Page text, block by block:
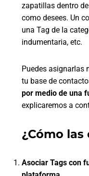
zapatillas dentro
como desees. Un
una Tag de la
indumentaria, etc.
Puedes asignarlas
tu base de
por medio de una
explicaremos a
¿Cómo
Asociar Tags con